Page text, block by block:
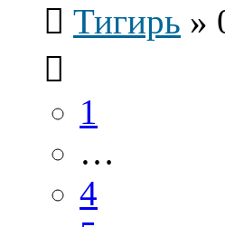
Тигирь »
1
…
4